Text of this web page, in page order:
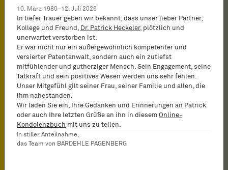
proceedings, or
negotiating licensing
deals, he is a reliable
choice.
Latour knows it inside-
out. Whether filing and
prosecuting patents,
acting in infringement
proceedings, or
negotiating licensing
deals, he is a reliable
choice.
IAM Patent 1000, 2022
courts, as well as
opposition and appeal
proceedings before the
EPO.‹.
three of our individuals
tables this year. He has 20
years of experience
working with patents, and
is especially valuable
when assisting
international clients with
the labyrinthine specifics
of French courtroom
10. März 1980–12. Juli 2026
In tiefer Trauer geben wir bekannt, dass unser lieber Partner,
Kollege und Freund, Dr. Patrick Heckeler, plötzlich und
unerwartet verstorben ist.
Er war nicht nur ein außergewöhnlich kompetenter und
versierter Patentanwalt, sondern auch ein zutiefst
mitfühlender und gutherziger Mensch. Sein Engagement, seine
Tatkraft und sein positives Wesen werden uns sehr fehlen.
Unser Mitgefühl gilt seiner Frau, seiner Familie und allen, die
ihm nahestanden.
Wir laden Sie ein, Ihre Gedanken und Erinnerungen an Patrick
oder auch Ihre letzten Grüße an ihn in diesem Online-
Kondolenzbuch mit uns zu teilen.
In stiller Anteilnahme,
das Team von BARDEHLE PAGENBERG